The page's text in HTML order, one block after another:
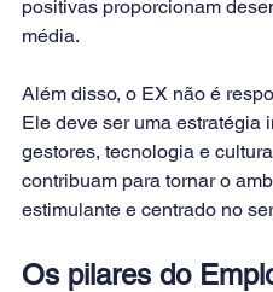
positivas proporcionam
média.
Além disso, o EX não é
Ele deve ser uma estratégia
gestores, tecnologia e
contribuam para tornar o
estimulante e centrado no
Os pilares do